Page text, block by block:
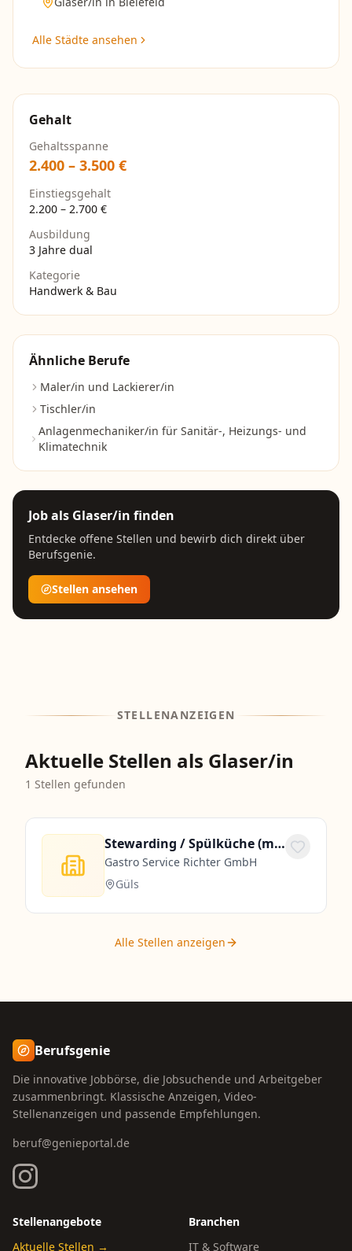
Alle Städte ansehen
Gehalt
Gehaltsspanne
2.400 – 3.500 €
Einstiegsgehalt
2.200 – 2.700 €
Ausbildung
3 Jahre dual
Kategorie
Handwerk & Bau
Ähnliche Berufe
Maler/in und Lackierer/in
Tischler/in
Anlagenmechaniker/in für Sanitär-, Heizungs- und
Klimatechnik
Job als Glaser/in finden
Entdecke offene Stellen und bewirb dich direkt über
Berufsgenie.
Stellen ansehen
STELLENANZEIGEN
Aktuelle Stellen als Glaser/in
1 Stellen gefunden
Stewarding / Spülküche (m/w/d) Teilzeit 30 Stunden
Gastro Service Richter GmbH
Güls
Alle Stellen anzeigen
Berufsgenie
Die innovative Jobbörse, die Jobsuchende und Arbeitgeber
zusammenbringt. Klassische Anzeigen, Video-
Stellenanzeigen und passende Empfehlungen.
beruf@genieportal.de
Stellenangebote
Aktuelle Stellen →
Branchen
IT & Software